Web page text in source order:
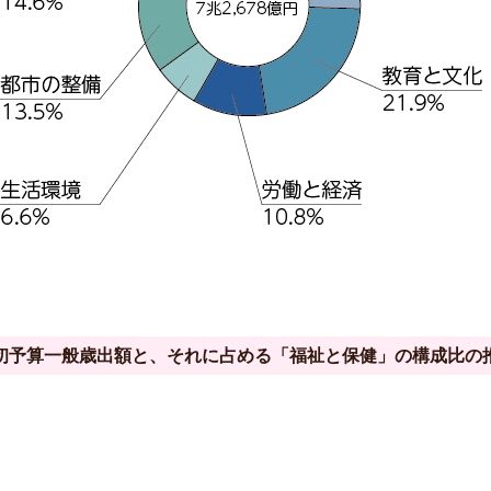
予算一般歳出額と、それに占める「福祉と保健」の構成比の